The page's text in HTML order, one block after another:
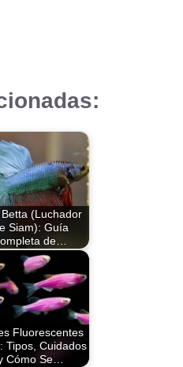
Betta (Luchador
Siam): Guía
de…
Fluorescentes
Tipos, Cuidados
Cómo Se…